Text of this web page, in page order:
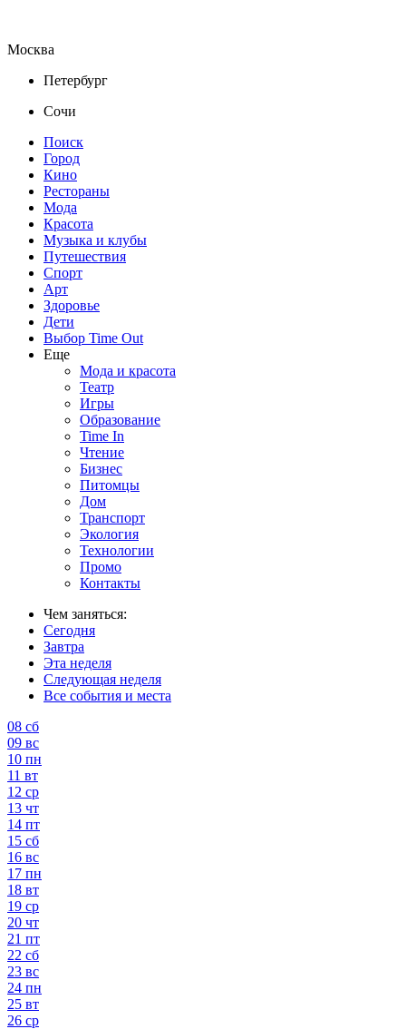
Москва
Петербург
Сочи
Поиск
Город
Кино
Рестораны
Мода
Красота
Музыка и клубы
Путешествия
Спорт
Арт
Здоровье
Дети
Выбор Time Out
Еще
Мода и красота
Театр
Игры
Образование
Time In
Чтение
Бизнес
Питомцы
Дом
Транспорт
Экология
Технологии
Промо
Контакты
Чем заняться:
Сегодня
Завтра
Эта неделя
Следующая неделя
Все события и места
08 сб
09 вс
10 пн
11 вт
12 ср
13 чт
14 пт
15 сб
16 вс
17 пн
18 вт
19 ср
20 чт
21 пт
22 сб
23 вс
24 пн
25 вт
26 ср